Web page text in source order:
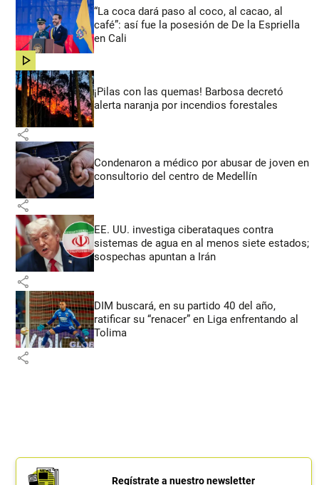
“La coca dará paso al coco, al cacao, al
café”: así fue la posesión de De la Espriella
en Cali
share
¡Pilas con las quemas! Barbosa decretó
alerta naranja por incendios forestales
share
Condenaron a médico por abusar de joven en
consultorio del centro de Medellín
share
EE. UU. investiga ciberataques contra
sistemas de agua en al menos siete estados;
sospechas apuntan a Irán
share
DIM buscará, en su partido 40 del año,
ratificar su “renacer” en Liga enfrentando al
Tolima
share
Regístrate a nuestro newsletter